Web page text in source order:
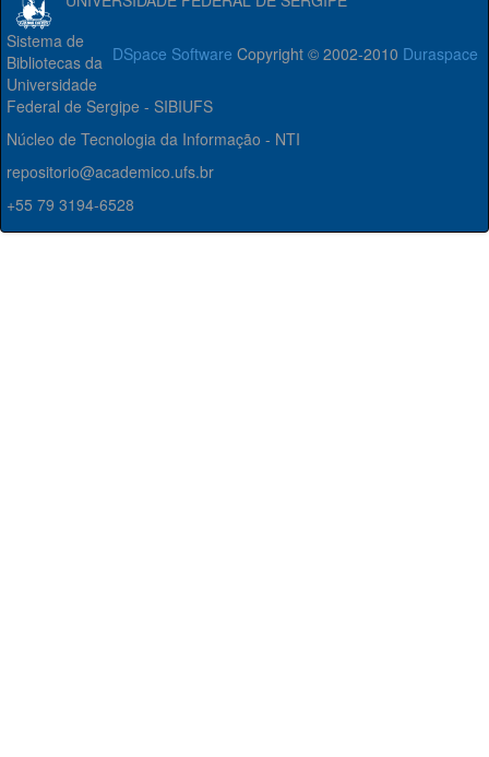
DSpace Software Copyright © 2002-2010 Duraspace
Sistema de
Bibliotecas da
Universidade
Federal de Sergipe - SIBIUFS
Núcleo de Tecnologia da Informação - NTI
repositorio@academico.ufs.br
+55 79 3194-6528